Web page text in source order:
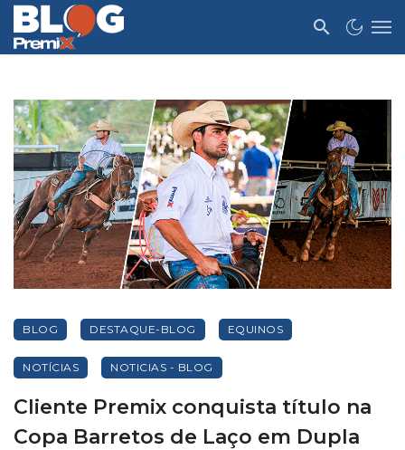
BLOG DESTAQUE-BLOG EQUINOS
NOTÍCIAS NOTICIAS - BLOG
Cliente Premix conquista título na
Copa Barretos de Laço em Dupla